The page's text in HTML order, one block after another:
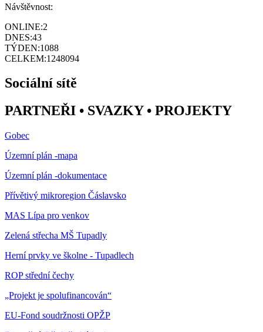
Návštěvnost:
ONLINE:2
DNES:43
TÝDEN:1088
CELKEM:1248094
Sociální sítě
PARTNEŘI • SVAZKY • PROJEKTY
Gobec
Územní plán -mapa
Územní plán -dokumentace
Přívětivý mikroregion Čáslavsko
MAS Lípa pro venkov
Zelená střecha MŠ Tupadly
Herní prvky ve školne - Tupadlech
ROP střední čechy
„Projekt je spolufinancován“
EU-Fond soudržnosti OPŽP